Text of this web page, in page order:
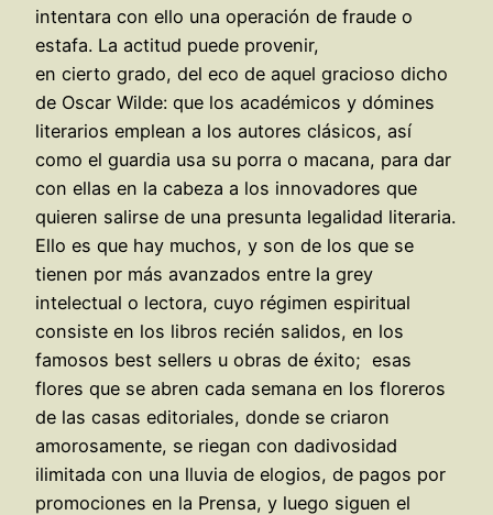
intentara con ello una operación de fraude o
estafa. La actitud puede provenir,
en cierto grado, del eco de aquel gracioso dicho
de Oscar Wilde: que los académicos y dómines
literarios emplean a los autores clásicos, así
como el guardia usa su porra o macana, para dar
con ellas en la cabeza a los innovadores que
quieren salirse de una presunta legalidad literaria.
Ello es que hay muchos, y son de los que se
tienen por más avanzados entre la grey
intelectual o lectora, cuyo régimen espiritual
consiste en los libros recién salidos, en los
famosos best sellers u obras de éxito; esas
flores que se abren cada semana en los floreros
de las casas editoriales, donde se criaron
amorosamente, se riegan con dadivosidad
ilimitada con una lluvia de elogios, de pagos por
promociones en la Prensa, y luego siguen el